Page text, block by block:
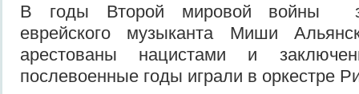
В годы Второй мировой войны за
еврейского музыканта Миши
арестованы нацистами и
послевоенные годы играли в оркестре